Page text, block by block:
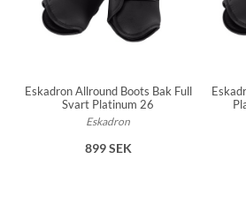
Eskadron Allround Boots Bak Full
Svart Platinum 26
Eskadron
899 SEK